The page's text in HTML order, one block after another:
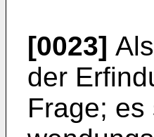
[0023]
der
Frage;